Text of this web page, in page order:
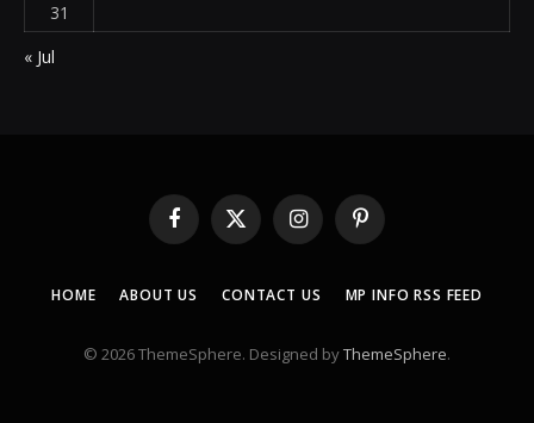
31
« Jul
Facebook
X
(Twitter)
InstagramPinterest
HOME ABOUT US CONTACT US MP INFO RSS FEED
© 2026 ThemeSphere. Designed byThemeSphere.